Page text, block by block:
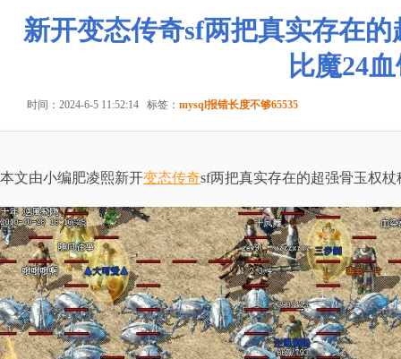
新开变态传奇sf两把真实存在
比魔24
时间：2024-6-5 11:52:14 标签： mysql报错长度不够65535
本文由小编肥凌熙新开变态传奇sf两把真实存在的超强骨玉权